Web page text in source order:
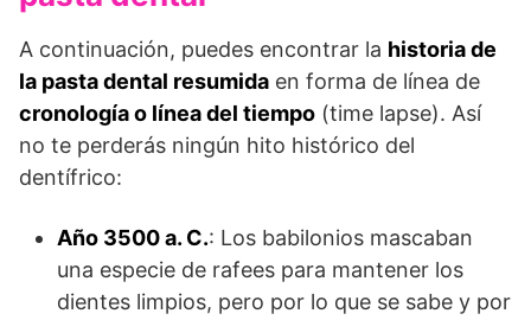
A continuación, puedes encontrar la historia de
la pasta dental resumida en forma de línea de
cronología o línea del tiempo (time lapse). Así
no te perderás ningún hito histórico del
dentífrico:
Año 3500 a. C.: Los babilonios mascaban
una especie de rafees para mantener los
dientes limpios, pero por lo que se sabe y por